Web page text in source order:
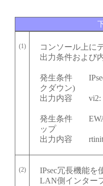
(1)
コンソール上に
出力条件および
発生条件 IPsec
クダウン)
出力内容 vi2:
発生条件
ップ
出力内容 rtinit:
(2)
IPsec冗長機能を
LAN側インター